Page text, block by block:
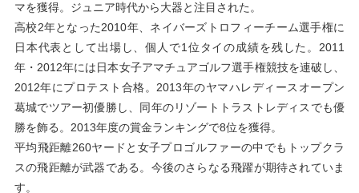
マを獲得。ジュニア時代から大器と注目された。
高校2年となった2010年、ネイバーズトロフィーチーム選手権に
日本代表として出場し、個人で1位タイの成績を残した。2011
年・2012年には日本女子アマチュアゴルフ選手権競技を連破し、
2012年にプロテスト合格。2013年のヤマハレディースオープン
葛城でツアー初優勝し、同年のリゾートトラストレディスでも優
勝を飾る。2013年度の賞金ランキングで8位を獲得。
平均飛距離260ヤードと女子プロゴルファーの中でもトップクラ
スの飛距離が武器である。今後のさらなる飛躍が期待されていま
す。